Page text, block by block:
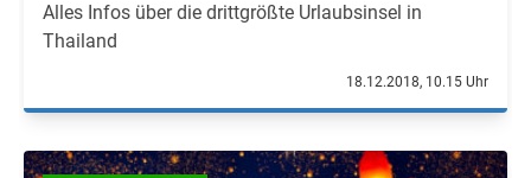
Alles Infos über die drittgrößte Urlaubsinsel in
Thailand
18.12.2018, 10.15 Uhr